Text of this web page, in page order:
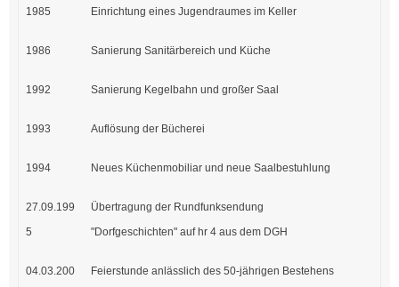
1985 Einrichtung eines Jugendraumes im Keller
1986 Sanierung Sanitärbereich und Küche
1992 Sanierung Kegelbahn und großer Saal
1993 Auflösung der Bücherei
1994 Neues Küchenmobiliar und neue Saalbestuhlung
27.09.199
5
Übertragung der Rundfunksendung
"Dorfgeschichten" auf hr 4 aus dem DGH
04.03.200
Feierstunde anlässlich des 50-jährigen Bestehens